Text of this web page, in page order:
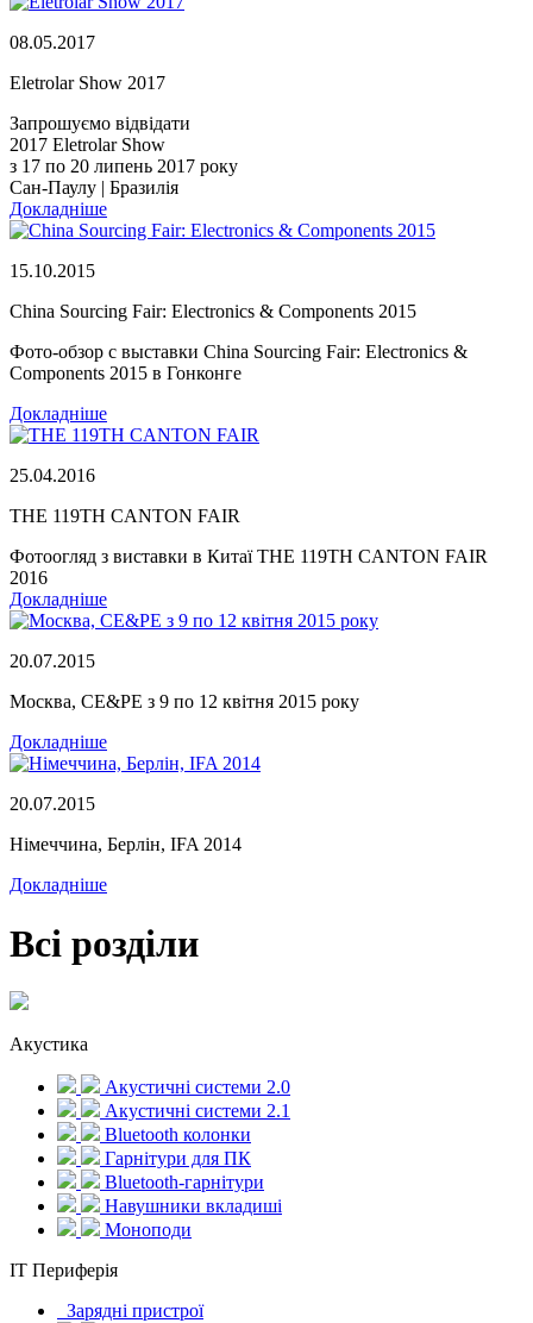
08.05.2017
Eletrolar Show 2017
Запрошуємо відвідати
2017 Eletrolar Show
з 17 по 20 липень 2017 року
Сан-Паулу | Бразилія
Докладніше
15.10.2015
China Sourcing Fair: Electronics & Components 2015
Фото-обзор с выставки China Sourcing Fair: Electronics &
Components 2015 в Гонконге
Докладніше
25.04.2016
THE 119TH CANTON FAIR
Фотоогляд з виставки в Китаї THE 119TH CANTON FAIR
2016
Докладніше
20.07.2015
Москва, CE&PE з 9 по 12 квітня 2015 року
Докладніше
20.07.2015
Німеччина, Берлін, IFA 2014
Докладніше
Всі розділи
Акустика
Акустичні системи 2.0
Акустичні системи 2.1
Bluetooth колонки
Гарнітури для ПК
Bluetooth-гарнітури
Навушники вкладиші
Моноподи
IT Периферія
Зарядні пристрої